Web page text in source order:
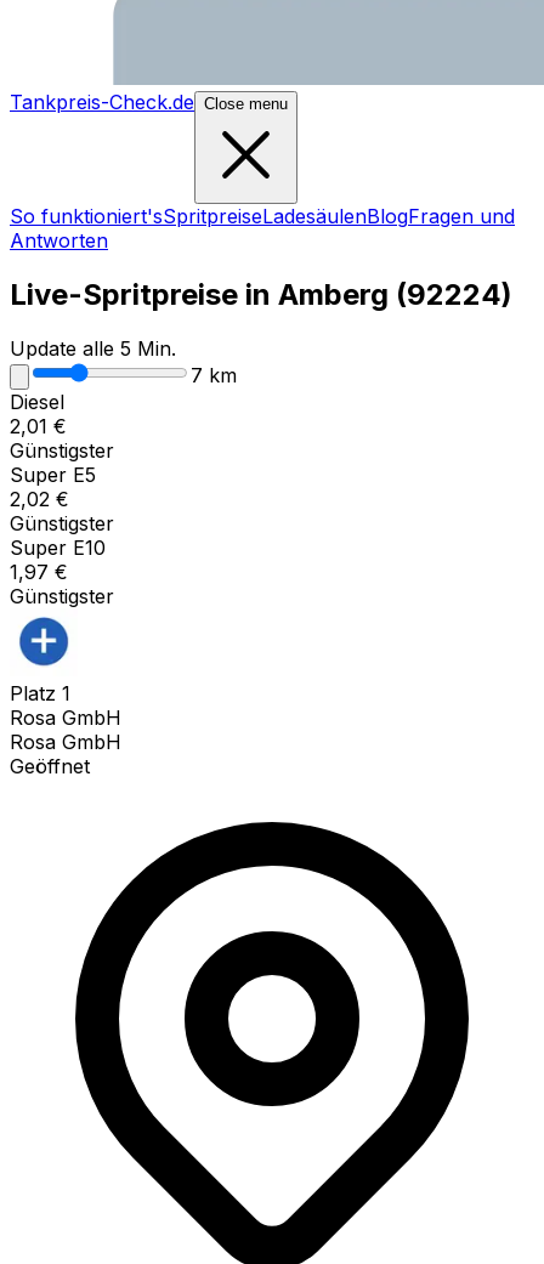
Tankpreis-Check.de Close menu
So funktioniert'sSpritpreiseLadesäulenBlogFragen und
Antworten
Live-Spritpreise in Amberg (92224)
Update alle 5 Min.
7 km
Diesel
2,01 €
Günstigster
Super E5
2,02 €
Günstigster
Super E10
1,97 €
Günstigster
Platz 1
Rosa GmbH
Rosa GmbH
Geöffnet